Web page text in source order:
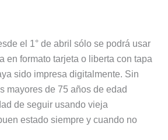
el 1° de abril sólo se podrá usar
en formato tarjeta o liberta con tapa
sido impresa digitalmente. Sin
mayores de 75 años de edad
de seguir usando vieja
estado siempre y cuando no